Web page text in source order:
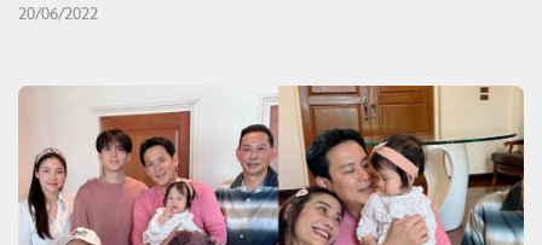
20/06/2022